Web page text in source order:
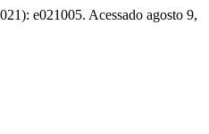
e021005. Acessado agosto 9,